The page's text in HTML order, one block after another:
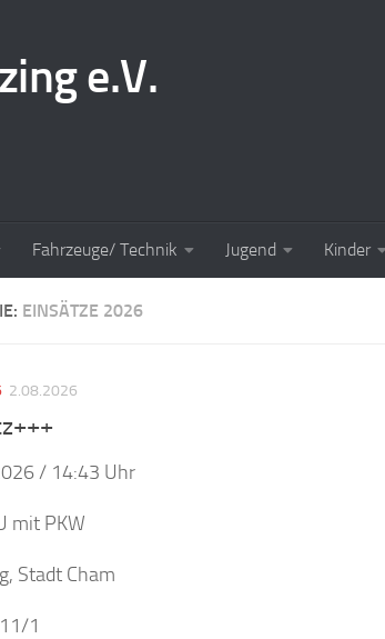
e.V.
Fahrzeuge/ Technik Jugend Kinder
EINSÄTZE 2026
2.08.2026
/ 14:43 Uhr
mit PKW
Stadt Cham
1